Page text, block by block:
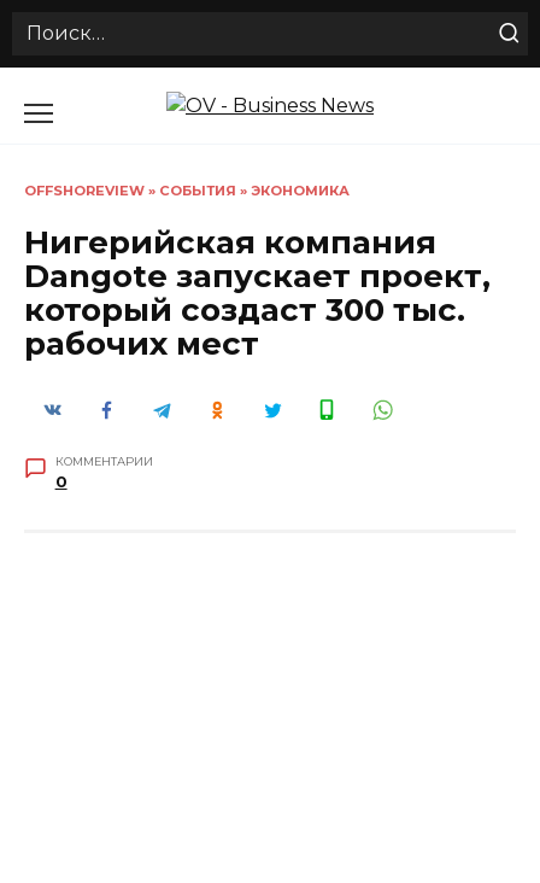
Search
OFFSHOREVIEW » СОБЫТИЯ » ЭКОНОМИКА
Нигерийская компания
Dangote запускает проект,
который создаст 300 тыс.
рабочих мест
КОММЕНТАРИИ
0